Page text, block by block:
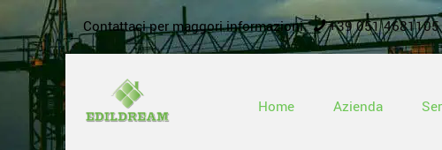
Contattaci per maggori informazioni +39 051 4681105
Home Azienda